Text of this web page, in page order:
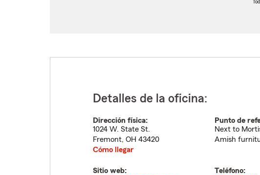
Detalles de la oficina:
Dirección física:
1024 W. State St.
Fremont, OH 43420
Cómo llegar
Punto de
Next to
Amish
Sitio web:
Teléfono: